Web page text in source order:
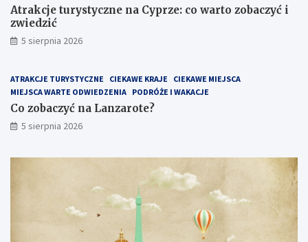
Atrakcje turystyczne na Cyprze: co warto zobaczyć i
zwiedzić
5 sierpnia 2026
ATRAKCJE TURYSTYCZNE CIEKAWE KRAJE
CIEKAWE MIEJSCA
MIEJSCA WARTE ODWIEDZENIA PODRÓŻE I WAKACJE
Co zobaczyć na Lanzarote?
5 sierpnia 2026